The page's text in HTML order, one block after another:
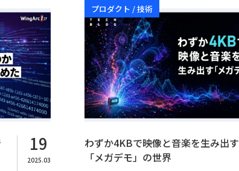
19
2025.03
プロダクト / 技術
わずか4KBで映像と音楽を生み出す
「メガデモ」の世界